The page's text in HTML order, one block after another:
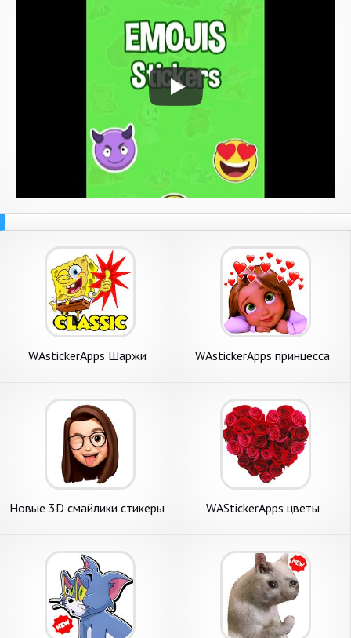
WAstickerApps Шаржи
WAstickerApps принцесса
Новые 3D смайлики стикеры
WAStickerApps цветы